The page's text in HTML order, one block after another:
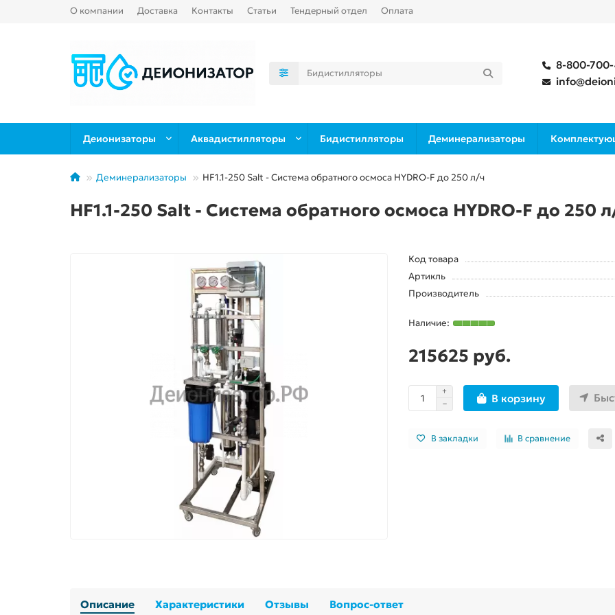
О компании Доставка Контакты Статьи Тендерный отдел Оплата
8-800-
Деионизаторы Аквадистилляторы Бидистилляторы Деминерализаторы
Деминерализаторы HF1.1-250 Salt - Система обратного осмоса HYDRO-F до 250 л/ч
HF1.1-250 Salt - Система обратного осмоса HYDRO-F до 250
Код товара
Артикль
Производитель
215625 руб.
В корзину
В закладки В сравнение
Описание Характеристики Отзывы Вопрос-ответ